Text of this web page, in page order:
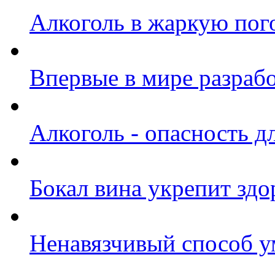
Алкоголь в жаркую
Впервые в мире
Алкоголь - опасность
Бокал вина укрепит
Ненавязчивый способ